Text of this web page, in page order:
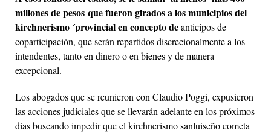
millones de pesos que fueron girados a los municipios del
kirchnerismo ´provincial en concepto deanticipos de
coparticipación, que serán repartidos discrecionalmente a los
intendentes, tanto en dinero o en bienes y de manera
excepcional.
Los abogados que se reunieron con Claudio Poggi, expusieron
las acciones judiciales que se llevarán adelante en los próximos
días buscando impedir que el kirchnerismo sanluiseño cometa